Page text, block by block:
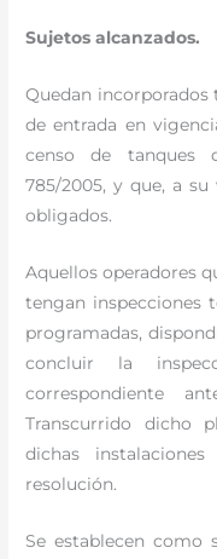
Sujetos alcanzados.
Quedan incorporados
de entrada en
censo de tanques
785/2005, y que, a
obligados.
Aquellos operadores
tengan inspecciones
programadas,
concluir la
correspondiente
Transcurrido dicho
dichas
resolución.
Se establecen como